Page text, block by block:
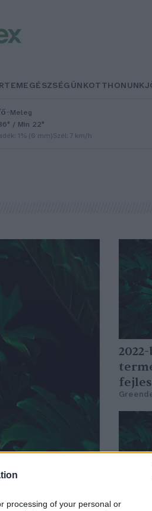
processing of your personal or
EGÉSZSÉGÜNKOTTHONUNK
–Meleg
/ Min 22°
1% (0 mm)Szél: 7 km/h